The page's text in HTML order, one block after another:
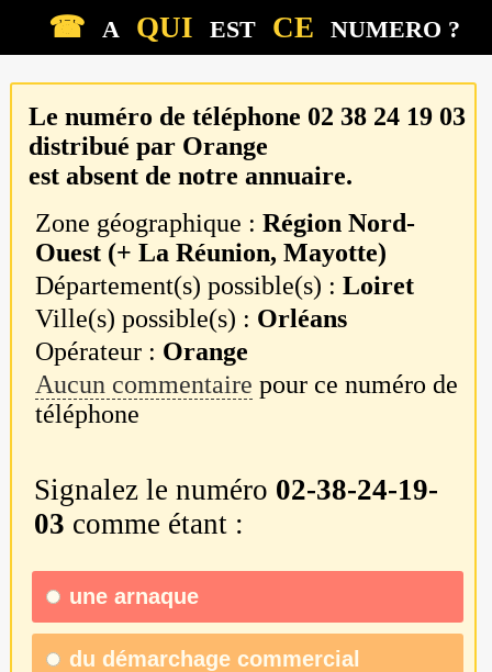
☎ A QUI EST CE NUMERO ?
Le numéro de téléphone 02 38 24 19 03
distribué par Orange
est absent de notre annuaire.
Zone géographique :Région Nord-
Ouest (+ La Réunion, Mayotte)
Département(s) possible(s) :Loiret
Ville(s) possible(s) : Orléans
Opérateur : Orange
Aucun commentaire pour ce numéro de
téléphone
Signalez le numéro 02-38-24-19-
03 comme étant :
une arnaque
du démarchage commercial